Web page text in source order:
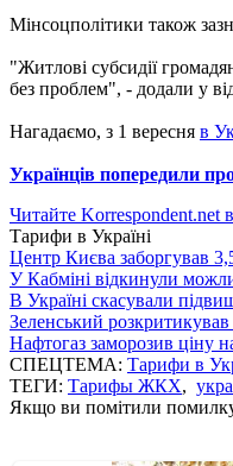
Мінсоцполітики також
"Житлові субсидії
без проблем", - додали у
Нагадаємо, з 1 вересня в
Українців попередили
Читайте Korrespondent.net
Тарифи в Україні
Центр Києва заборгував
У Кабміні відкинули
В Україні скасували
Зеленський
Нафтогаз заморозив ціну
СПЕЦТЕМА: Тарифи в
ТЕГИ: Тарифы ЖКХ,
Якщо ви помітили